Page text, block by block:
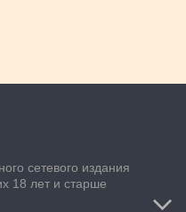
сетевого издания
18 лет и старше